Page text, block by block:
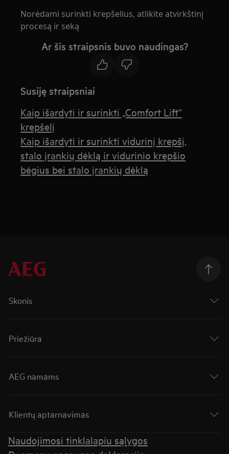
Norėdami surinkti krepšelius, atlikite atvirkštinį
procesą ir seką
Ar šis straipsnis buvo naudingas?
Susiję straipsniai
Kaip išardyti ir surinkti „Comfort Lift“
krepšelį
Kaip išardyti ir surinkti vidurinį krepšį,
stalo įrankių dėklą ir vidurinio krepšio
bėgius bei stalo įrankių dėklą
Skonis
Priežiūra
AEG namams
Klientų aptarnavimas
Naudojimosi tinklalapiu sąlygos